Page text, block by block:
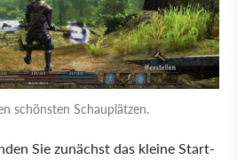
schönsten Schauplätzen.
Sie zunächst das kleine Start-